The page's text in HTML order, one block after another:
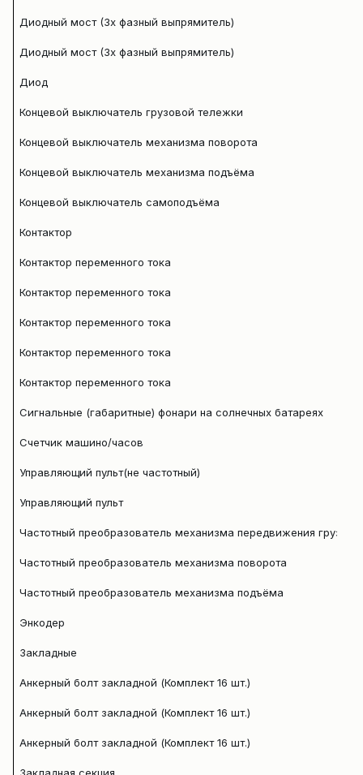
Диодный мост (3х фазный выпрямитель)
Диодный мост (3х фазный выпрямитель)
Диод
Концевой выключатель грузовой тележки
Концевой выключатель механизма поворота
Концевой выключатель механизма подъёма
Концевой выключатель самоподъёма
Контактор
Контактор переменного тока
Контактор переменного тока
Контактор переменного тока
Контактор переменного тока
Контактор переменного тока
Сигнальные (габаритные) фонари на солнечных батареях
Счетчик машино/часов
Управляющий пульт(не
Управляющий пульт
Частотный преобразователь механизма передвижения
Частотный преобразователь механизма поворота
Частотный преобразователь механизма подъёма
Энкодер
Закладные
Анкерный болт закладной (Комплект 16 шт.)
Анкерный болт закладной (Комплект 16 шт.)
Анкерный болт закладной (Комплект 16 шт.)